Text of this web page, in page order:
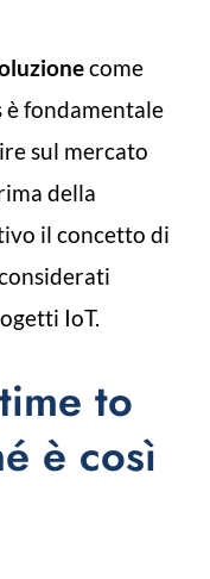
come
è fondamentale
sul mercato
della
il concetto di
IoT.
to
è così